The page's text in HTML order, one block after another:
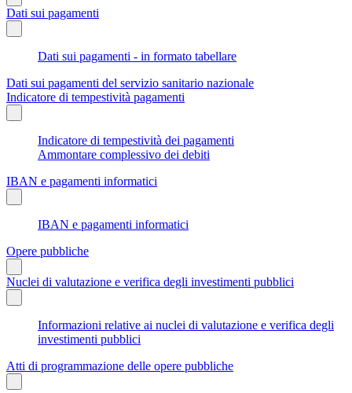
Dati sui pagamenti
Dati sui pagamenti - in formato tabellare
Dati sui pagamenti del servizio sanitario nazionale
Indicatore di tempestività pagamenti
Indicatore di tempestività dei pagamenti
Ammontare complessivo dei debiti
IBAN e pagamenti informatici
IBAN e pagamenti informatici
Opere pubbliche
Nuclei di valutazione e verifica degli investimenti pubblici
Informazioni relative ai nuclei di valutazione e verifica degli
investimenti pubblici
Atti di programmazione delle opere pubbliche